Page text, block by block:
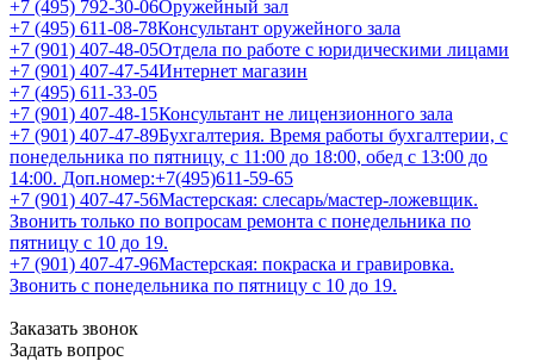
+7 (495) 792-30-06Оружейный зал
+7 (495) 611-08-78Консультант оружейного зала
+7 (901) 407-48-05Отдела по работе с юридическими лицами
+7 (901) 407-47-54Интернет магазин
+7 (495) 611-33-05
+7 (901) 407-48-15Консультант не лицензионного зала
+7 (901) 407-47-89Бухгалтерия. Время работы бухгалтерии, с
понедельника по пятницу, с 11:00 до 18:00, обед с 13:00 до
14:00. Доп.номер:+7(495)611-59-65
+7 (901) 407-47-56Мастерская: слесарь/мастер-ложевщик.
Звонить только по вопросам ремонта с понедельника по
пятницу с 10 до 19.
+7 (901) 407-47-96Мастерская: покраска и гравировка.
Звонить с понедельника по пятницу с 10 до 19.
Заказать звонок
Задать вопрос